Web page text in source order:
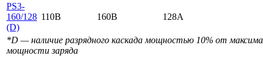
PS3-
160/128
(D)
110B 160B 128A
*D — наличие разрядного каскада мощностью 10% от
мощности заряда